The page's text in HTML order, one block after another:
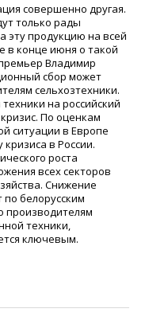
совершенно другая.
только рады
эту продукцию на всей
в конце июня о такой
Владимир
сбор может
сельхозтехники.
на российский
По оценкам
ситуации в Европе
в России.
роста
всех секторов
Снижение
по белорусским
производителям
техники,
ключевым.